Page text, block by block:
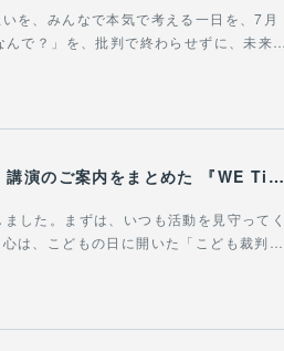
を、みんなで本気で考える一日を、7月
で？」を、批判で終わらせずに、未来…
WONDER EDUCATIONの活動や、出張講座・講演のご案内をまとめた 『WE Times #25』を公開しました！
した。まずは、いつも活動を見守ってく
は、こどもの日に開いた「こども裁判…